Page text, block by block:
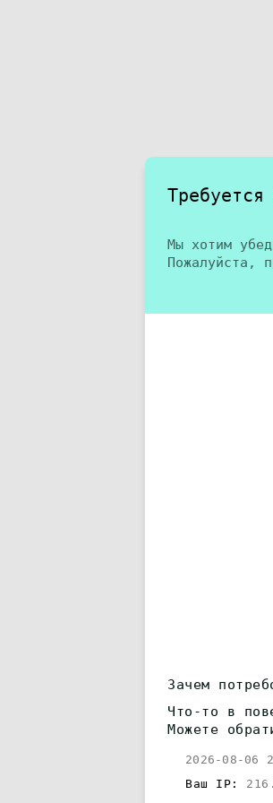
Требуется
Мы хотим
Пожалуйста,
Зачем
Что-то в
Можете
2026-08-06
Ваш IP: